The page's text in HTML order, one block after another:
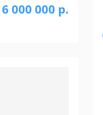
6 000 000 р.